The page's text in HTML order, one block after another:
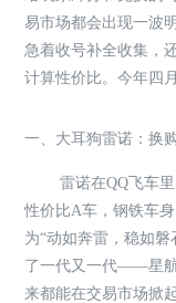
易市场都会出现一波
急着收号补全收集，
计算性价比。今年四
一、大耳狗雷诺：换
雷诺在QQ飞车
性价比A车，钢铁车
为“动如奔雷，稳如
了一代又一代——星
来都能在交易市场掀